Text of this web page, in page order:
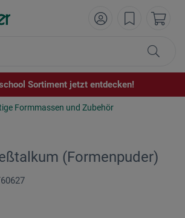
Sortiment jetzt entdecken!
Formmassen und Zubehör
(Formenpuder)